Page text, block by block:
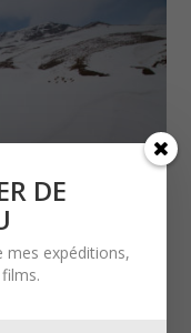
DE
mes expéditions,